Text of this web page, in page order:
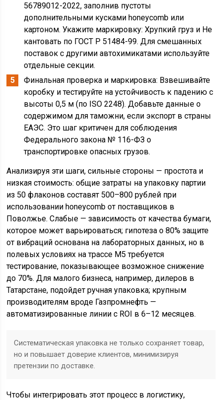
56789012-2022, заполнив пустоты
дополнительными кусками honeycomb или
картоном. Укажите маркировку: Хрупкий груз и Не
кантовать по ГОСТ Р 51484-99. Для смешанных
поставок с другими автохимикатами используйте
отдельные секции.
Финальная проверка и маркировка: Взвешивайте
коробку и тестируйте на устойчивость к падению с
высоты 0,5 м (по ISO 2248). Добавьте данные о
содержимом для таможни, если экспорт в страны
ЕАЭС. Это шаг критичен для соблюдения
Федерального закона № 116-ФЗ о
транспортировке опасных грузов.
Анализируя эти шаги, сильные стороны — простота и
низкая стоимость: общие затраты на упаковку партии
из 50 флаконов составят 500–800 рублей при
использовании honeycomb от поставщиков в
Поволжье. Слабые — зависимость от качества бумаги,
которое может варьироваться; гипотеза о 80% защите
от вибраций основана на лабораторных данных, но в
полевых условиях на трассе М5 требуется
тестирование, показывающее возможное снижение
до 70%. Для малого бизнеса, например, дилеров в
Татарстане, подойдет ручная упаковка; крупным
производителям вроде Газпромнефть —
автоматизированные линии с ROI в 6–12 месяцев.
Систематическая упаковка не только сохраняет товар,
но и повышает доверие клиентов, минимизируя
претензии по доставке.
Чтобы интегрировать этот процесс в логистику,